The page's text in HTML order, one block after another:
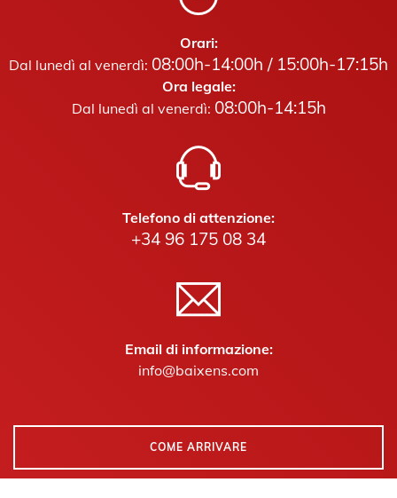
Orari:
Dal lunedì al venerdì: 08:00h-14:00h / 15:00h-17:15h
Ora legale:
Dal lunedì al venerdì: 08:00h-14:15h
Telefono di attenzione:
+34 96 175 08 34
Email di informazione:
info@baixens.com
COME ARRIVARE